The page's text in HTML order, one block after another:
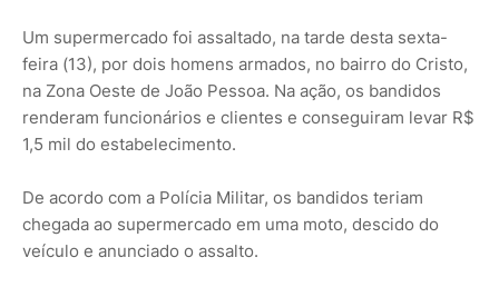
Um supermercado foi assaltado, na tarde desta sexta-
feira (13), por dois homens armados, no bairro do Cristo,
na Zona Oeste de João Pessoa. Na ação, os bandidos
renderam funcionários e clientes e conseguiram levar R$
1,5 mil do estabelecimento.
De acordo com a Polícia Militar, os bandidos teriam
chegada ao supermercado em uma moto, descido do
veículo e anunciado o assalto.